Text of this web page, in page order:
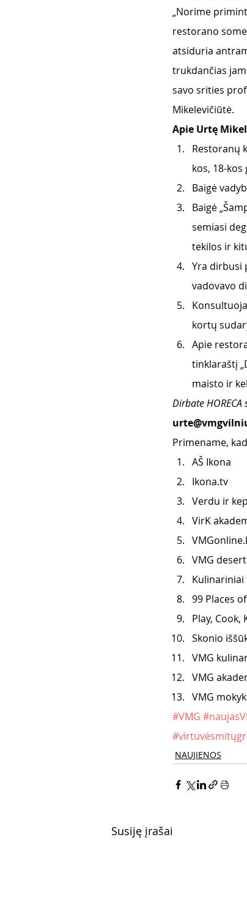
„Norime
restorano
atsiduria
trukdančias
savo srities
Mikelevičiūtė.
Apie Urtę
Restoranų
kos, 18-
Baigė
Baigė
semiasi
tekilos ir
Yra dirbusi
vadovavo
kortų
Apie
tinklaraštį
maisto ir
Dirbate
Primename,
AŠ Ikona
Ikona.tv
Verdu ir
VirK
VMG
Kulinariniai
99 Places
Play, Cook,
Skonio
VMG
VMG
VMG
#VMG
NAUJIENOS
Susiję įrašai